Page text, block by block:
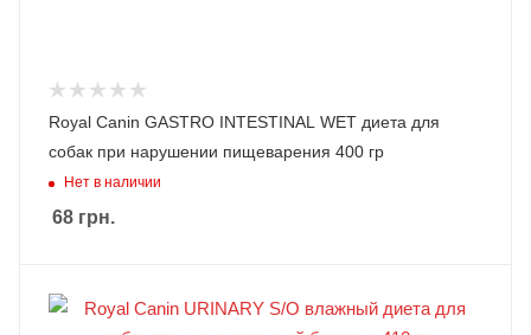
Royal Canin GASTRO INTESTINAL WET диета для
собак при нарушении пищеварения 400 гр
Нет в наличии
68 грн.